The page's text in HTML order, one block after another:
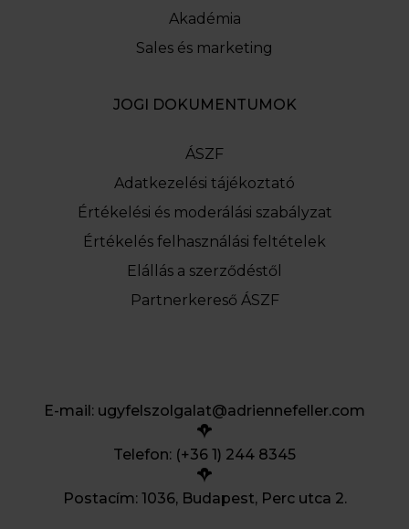
Akadémia
Sales és marketing
JOGI DOKUMENTUMOK
ÁSZF
Adatkezelési tájékoztató
Értékelési és moderálási szabályzat
Értékelés felhasználási feltételek
Elállás a szerződéstől
Partnerkereső ÁSZF
E-mail: ugyfelszolgalat@adriennefeller.com
Telefon: (+36 1) 244 8345
Postacím: 1036, Budapest, Perc utca 2.